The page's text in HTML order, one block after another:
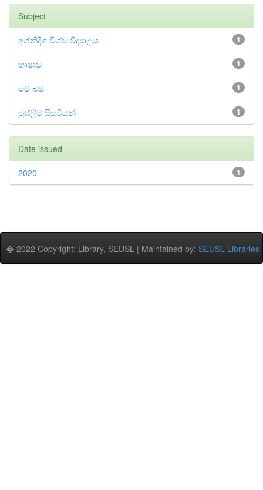
Subject
1
අග්නිදිග විශ්ව විද්‍යාලය
1
භාෂාව
1
මව් බස
1
මුස්ලිම් සිසුවියන්
Date issued
1
2020
� 2022 Copyright: Library, SEUSL | Maintained by: SEUSL Libraries